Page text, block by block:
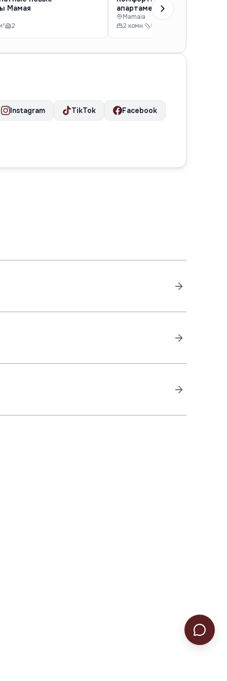
Мамая
2
апартаменты
Mamaia
2 комн.
50 м²
Instagram TikTok Facebook